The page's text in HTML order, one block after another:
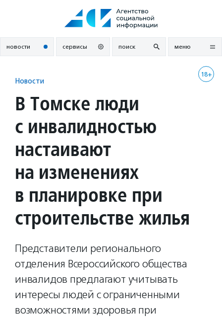
новости сервисы поиск меню
18+
Новости
В Томске люди
с инвалидностью
настаивают
на изменениях
в планировке при
строительстве жилья
Представители регионального
отделения Всероссийского общества
инвалидов предлагают учитывать
интересы людей с ограниченными
возможностями здоровья при